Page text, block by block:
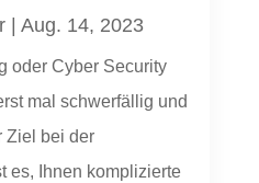
| Aug. 14, 2023
oder Cyber Security
mal schwerfällig und
Ziel bei der
es, Ihnen komplizierte